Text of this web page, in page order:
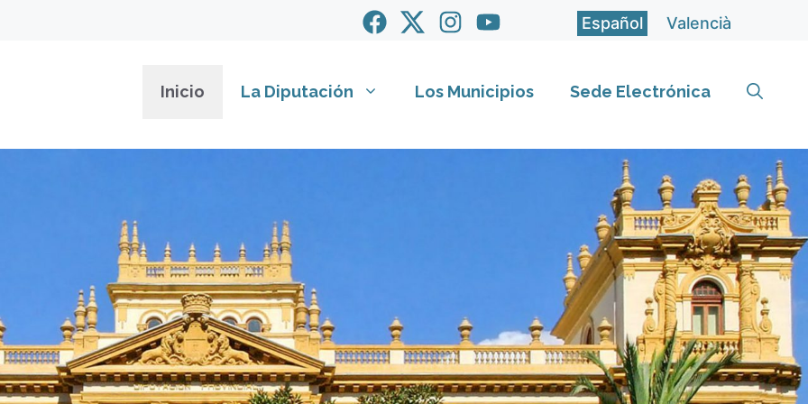
Español Valencià
Inicio La Diputación Los Municipios Sede Electrónica